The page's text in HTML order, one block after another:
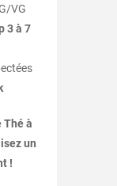
VG
3 à 7
Thé à
un
!